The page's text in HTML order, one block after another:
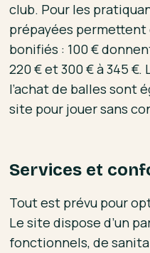
club. Pour les
prépayées
bonifiés : 100 €
220 € et 300 € à 345
l’achat de balles sont
site pour jouer sans
Services et
Tout est prévu pour
Le site dispose d’un
fonctionnels, de